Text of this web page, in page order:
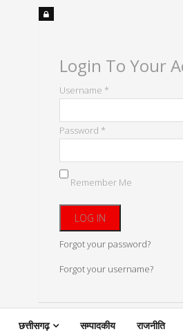
Login To Your
Username *
Password *
Remember Me
Forgot your password?
Forgot your username?
छत्तीसगढ़ सम्पादकीय राजनीति